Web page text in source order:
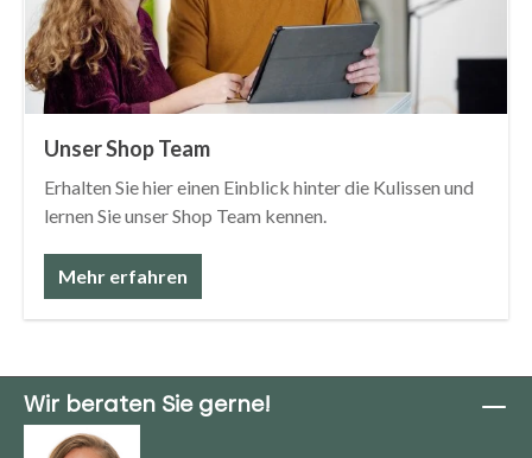
Unser Shop Team
Erhalten Sie hier einen Einblick hinter die Kulissen und
lernen Sie unser Shop Team kennen.
Mehr erfahren
Wir beraten Sie gerne!